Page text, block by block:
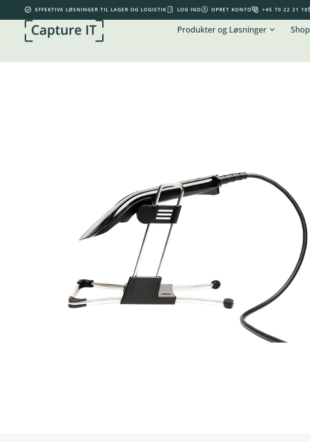
EFFEKTIVE LØSNINGER TIL LAGER OG LOGISTIK LOG IND OPRET KONTO +45 70 22 21 18
Produkter og Løsninger Shop